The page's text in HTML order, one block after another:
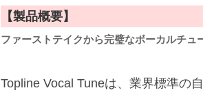
【製品概要】
ファーストテイクから完璧なボーカルチュ
Topline Vocal Tuneは、業界標準の